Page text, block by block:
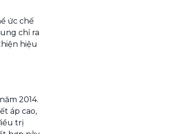
ức chế
chỉ ra
hiệu
2014.
áp cao,
trị